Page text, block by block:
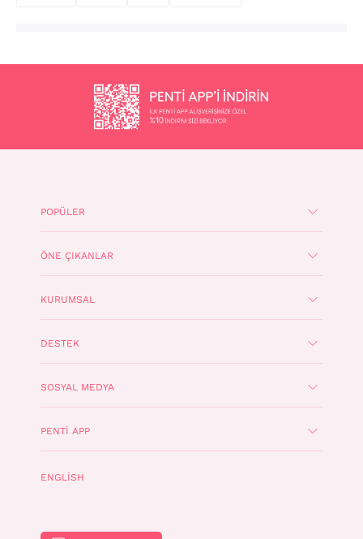
POPÜLER
ÖNE ÇIKANLAR
KURUMSAL
DESTEK
SOSYAL MEDYA
PENTI APP
ENGLISH